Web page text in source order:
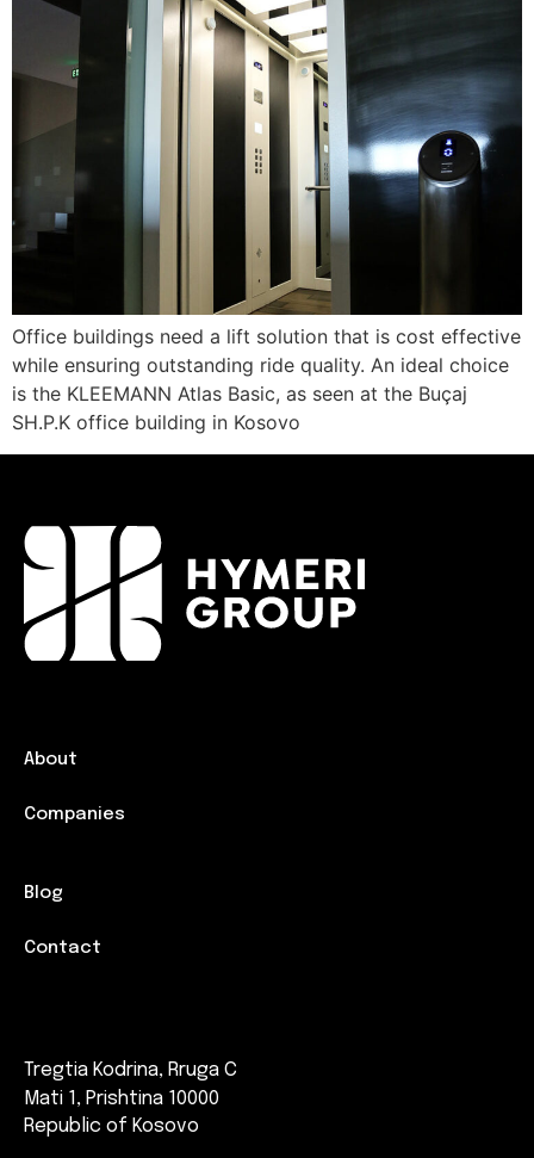
Office buildings need a lift solution that is cost effective
while ensuring outstanding ride quality. An ideal choice
is the KLEEMANN Atlas Basic, as seen at the Buçaj
SH.P.K office building in Kosovo
About
Companies
Blog
Contact
Tregtia Kodrina, Rruga C
Mati 1, Prishtina 10000
Republic of Kosovo